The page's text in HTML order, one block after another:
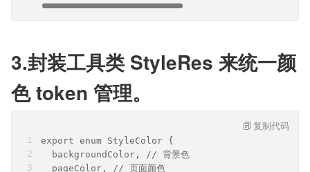
3.封装工具类 StyleRes 来统一颜
色 token 管理。
export enum StyleColor {
  backgroundColor, // 背景色
  pageColor, // 页面颜色
复制代码